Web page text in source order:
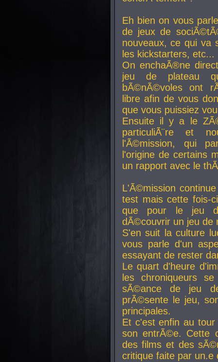
Eh bien on vous
de jeux de
nouveaux, ce qui va
les kickstarters, etc...
On enchaÃ®ne
jeu de plateau
bÃ©nÃ©voles ont
libre afin de vous
que vous puissiez
Ensuite il y a le
particuliÃ¨re et
l'Ã©mission, qui
l'origine de certains
un rapport avec le
L'Ã©mission
test mais cette fois-
que pour le jeu
dÃ©couvrir un jeu de
S'en suit la culture
vous parle d'un
essayant de rester
Le quart d'heure
les chroniqueurs
sÃ©ance de jeu
prÃ©sente le jeu,
principales.
Et c'est enfin au
son entrÃ©e. Cette
des films et des
critique faite par